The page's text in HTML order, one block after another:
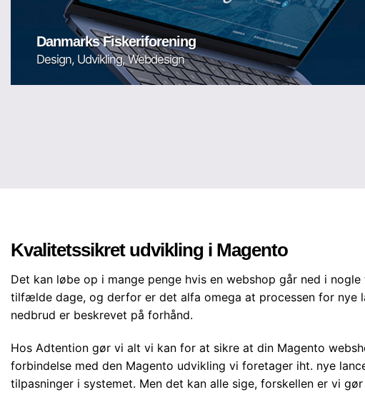
Danmarks Fiskeriforening
Design, Udvikling, Webdesign
Kvalitetssikret udvikling i Magento
Det kan løbe op i mange penge hvis en webshop går ned i
tilfælde dage, og derfor er det alfa omega at processen for nye
nedbrud er beskrevet på forhånd.
Hos Adtention gør vi alt vi kan for at sikre at din Magento
forbindelse med den Magento udvikling vi foretager iht. nye
tilpasninger i systemet. Men det kan alle sige, forskellen er vi